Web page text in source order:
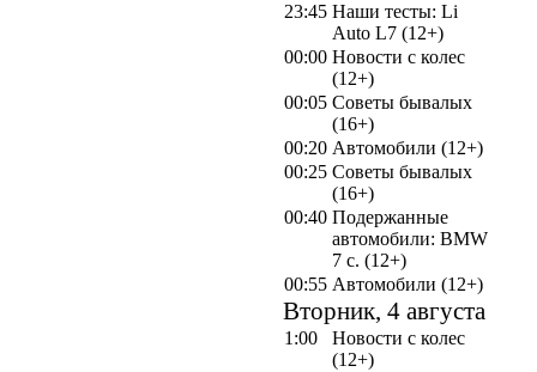
23:45 Наши тесты: Li
Auto L7 (12+)
00:00 Новости с колес
(12+)
00:05 Советы бывалых
(16+)
00:20 Автомобили (12+)
00:25 Советы бывалых
(16+)
00:40 Подержанные
автомобили: BMW
7 с. (12+)
00:55 Автомобили (12+)
Вторник, 4 августа
1:00
Новости с колес
(12+)